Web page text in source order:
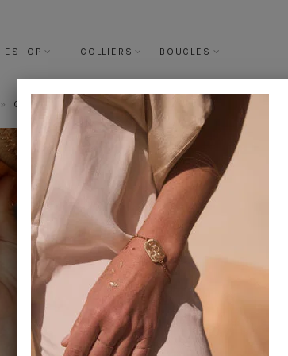
ESHOP COLLIERS BOUCLES
» Colliers créateur Collier médaille DUO L’immortelle